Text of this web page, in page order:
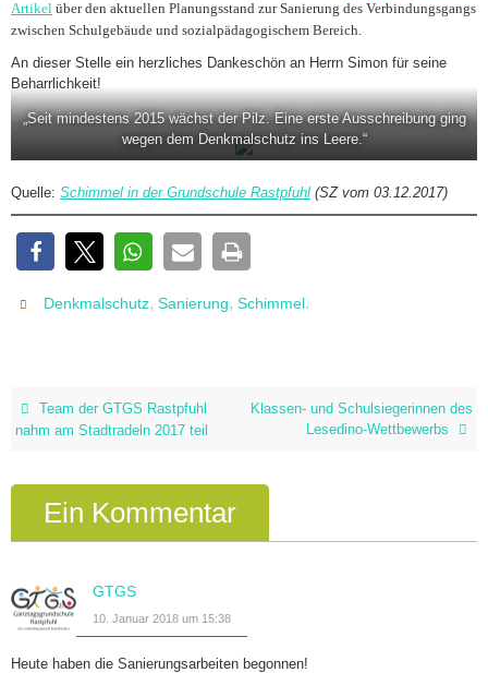
Artikel über den aktuellen Planungsstand zur Sanierung des Verbindungsgangs
zwischen Schulgebäude und sozialpädagogischem Bereich.
An dieser Stelle ein herzliches Dankeschön an Herrn Simon für seine
Beharrlichkeit!
„Seit mindestens 2015 wächst der Pilz. Eine erste Ausschreibung ging
wegen dem Denkmalschutz ins Leere.“
Quelle: Schimmel in der Grundschule Rastpfuhl (SZ vom 03.12.2017)
Denkmalschutz,Sanierung,Schimmel.
Team der GTGS Rastpfuhl
nahm am Stadtradeln 2017 teil
Klassen- und Schulsiegerinnen des
Lesedino-Wettbewerbs
Ein Kommentar
GTGS
10. Januar 2018 um 15:38
Heute haben die Sanierungsarbeiten begonnen!